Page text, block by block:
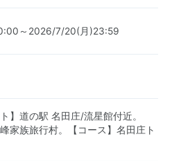
～2026/7/20(月)23:59
】道の駅 名田庄/流星館付近。
家族旅行村。【コース】名田庄ト